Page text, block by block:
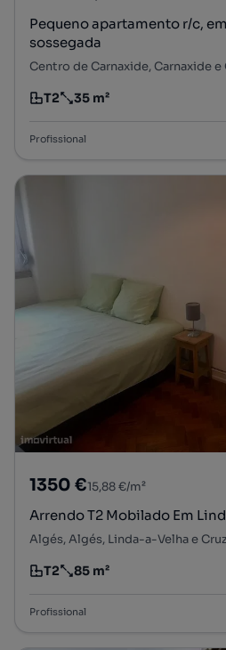
Pequeno apartamento r/c,
sossegada
Centro de Carnaxide, Carnaxide e
Tipologia
T2
Preço por metro quadrado
35 m²
Profissional
1350 €15,88 €/m²
Arrendo T2 Mobilado Em
Tipologia
T2
Preço por metro quadrado
85 m²
Profissional